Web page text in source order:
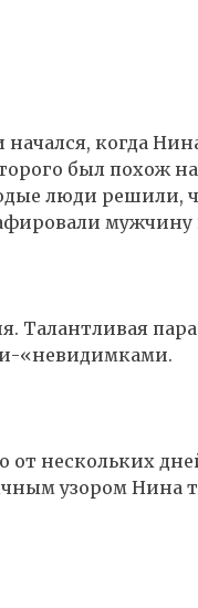
когда
был похож
люди решили,
мужчину
Талантливая
«невидимками.
от нескольких
узором Нина